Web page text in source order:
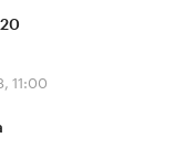
11:00